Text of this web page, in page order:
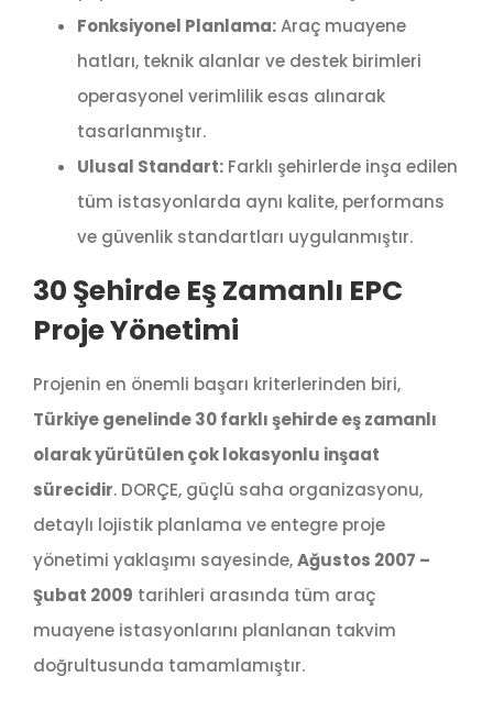
Fonksiyonel Planlama:Araç muayene
hatları, teknik alanlar ve destek birimleri
operasyonel verimlilik esas alınarak
tasarlanmıştır.
Ulusal Standart:Farklı şehirlerde inşa edilen
tüm istasyonlarda aynı kalite, performans
ve güvenlik standartları uygulanmıştır.
30 Şehirde Eş Zamanlı EPC
Proje Yönetimi
Projenin en önemli başarı kriterlerinden biri,
Türkiye genelinde 30 farklı şehirde eş zamanlı
olarak yürütülen çok lokasyonlu inşaat
sürecidir. DORÇE, güçlü saha organizasyonu,
detaylı lojistik planlama ve entegre proje
yönetimi yaklaşımı sayesinde,Ağustos 2007 –
Şubat 2009 tarihleri arasında tüm araç
muayene istasyonlarını planlanan takvim
doğrultusunda tamamlamıştır.